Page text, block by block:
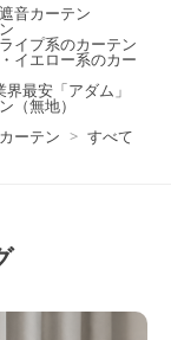
音カーテン
イプ系のカーテン
イエロー系のカー
最安「アダム」
（無地）
ーテン > すべて